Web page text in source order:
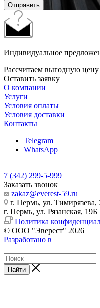
Отправить
Индивидуальное
Рассчитаем выгодную цену
Оставить заявку
О компании
Услуги
Условия оплаты
Условия доставки
Контакты
Telegram
WhatsApp
7 (342) 299-5-999
Заказать звонок
zakaz@everest-59.ru
г. Пермь, ул. Тимирязева,
г. Пермь, ул. Рязанская, 19Б
Политика
© ООО "Эверест" 2026
Разработано в
Найти